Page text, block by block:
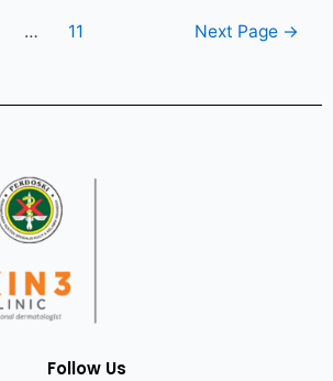
… 11 Next Page →
Follow Us